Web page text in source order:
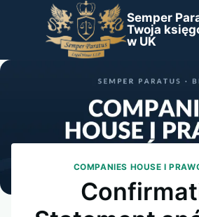
Semper
Twoja
w UK
COMPANIES HOUSE I